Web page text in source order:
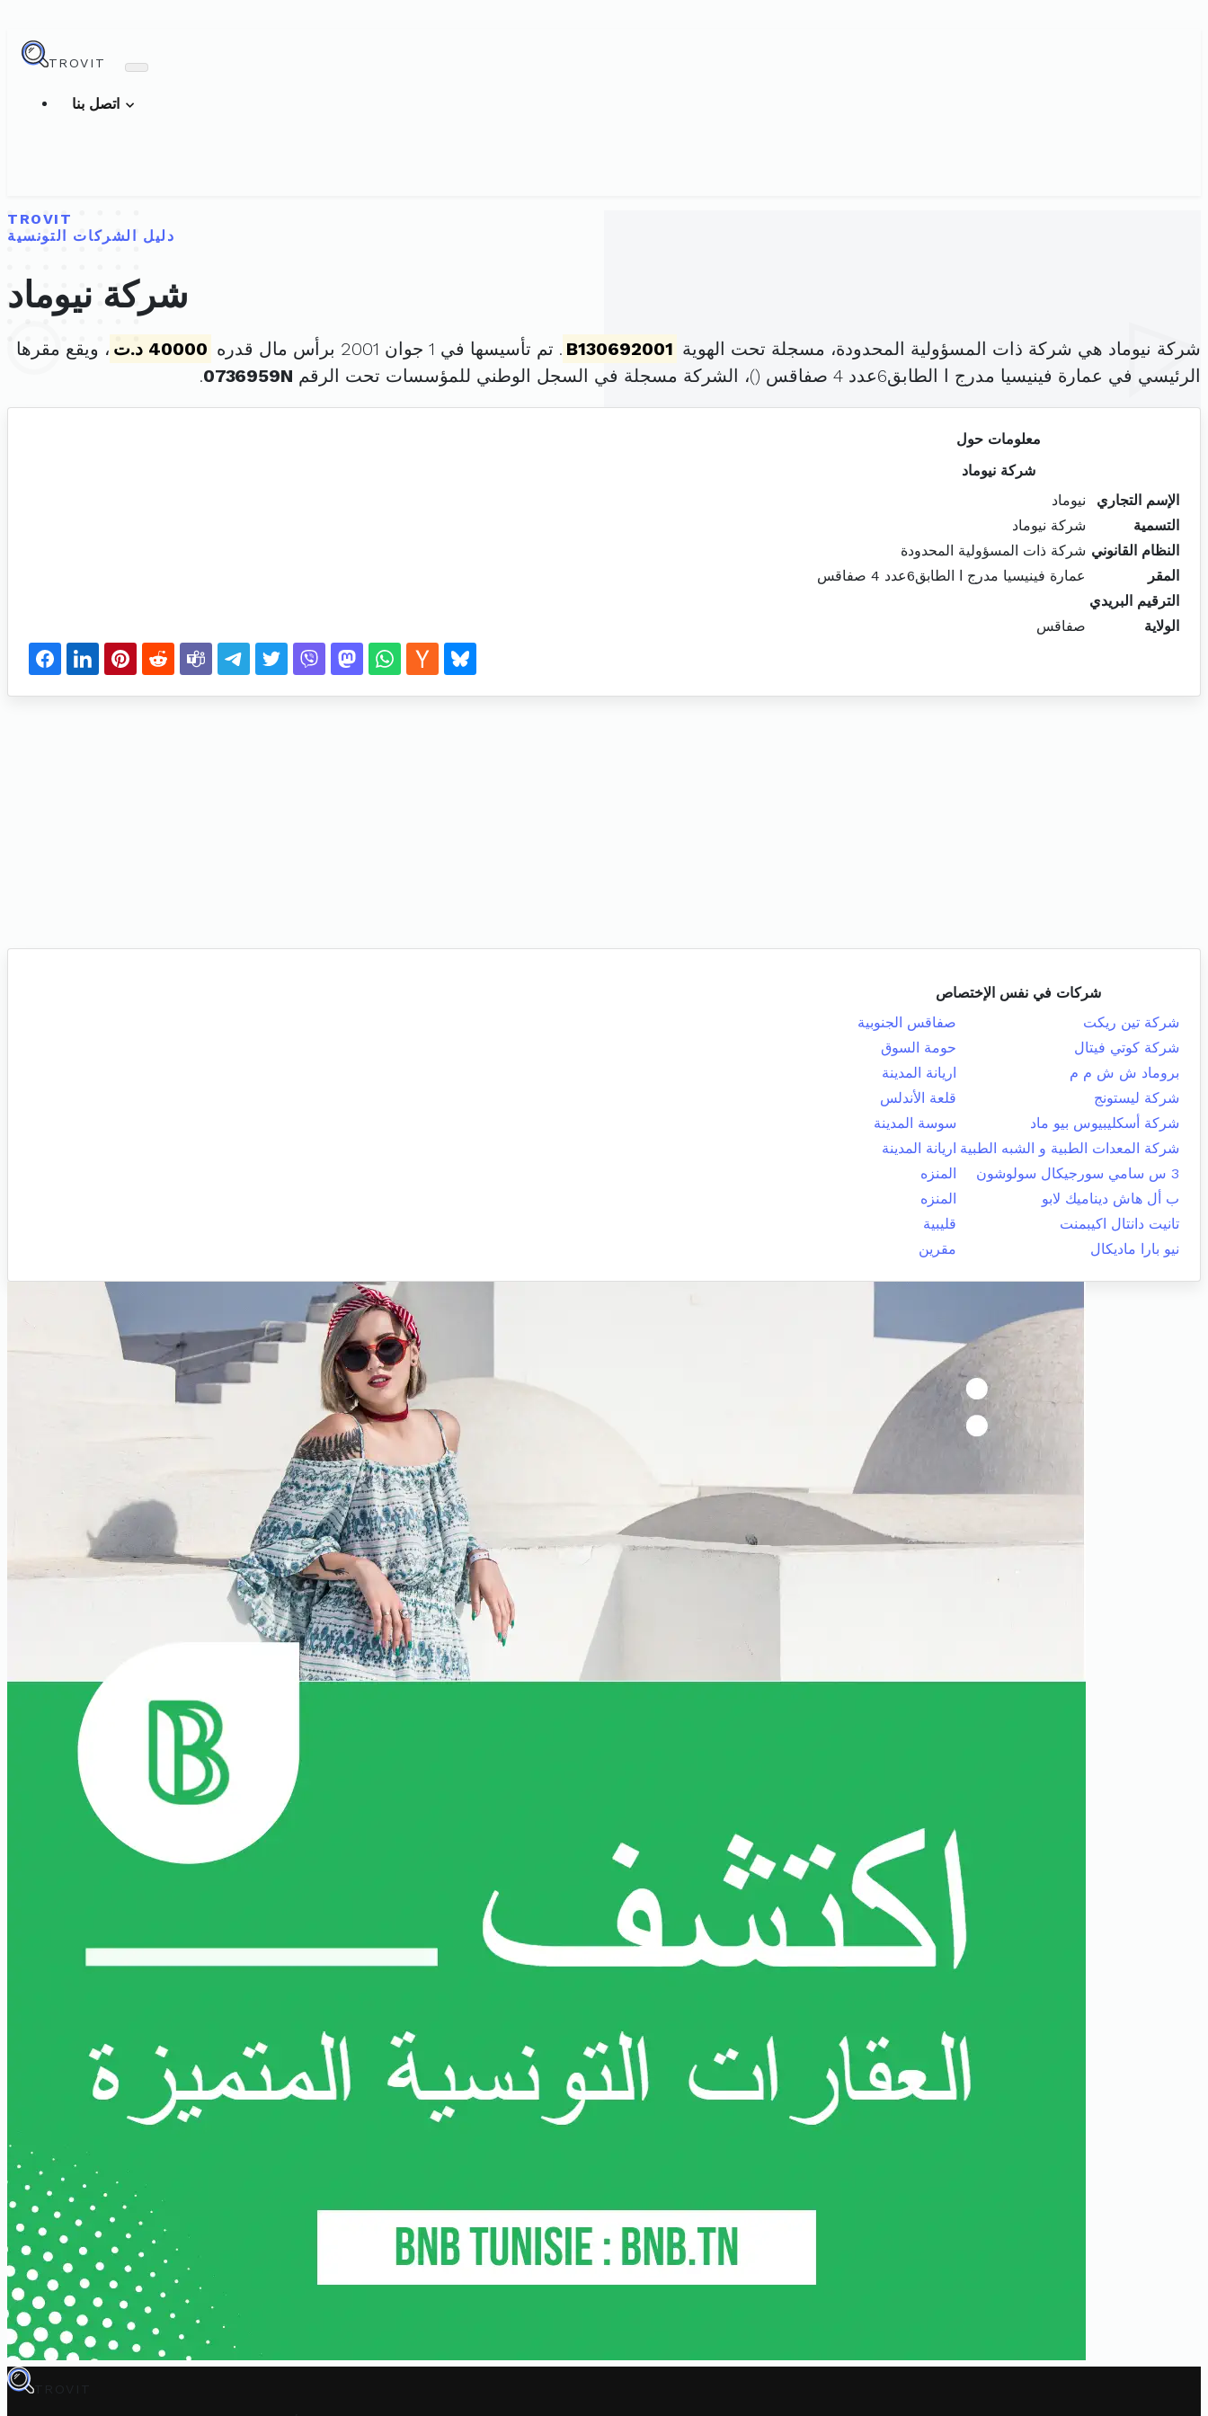
TROVIT
TROVIT
دليل الشركات التونسية
شركة نيوماد
شركة نيوماد هي شركة ذات المسؤولية المحدودة، مسجلة تحت الهوية B130692001 . تم تأسيسها في 1 جوان 2001 برأس مال قدره 40000 د.ت
، ويقع مقرها
الرئيسي في عمارة فينيسيا مدرج ا الطابق6عدد 4 صفاقس (
)، الشركة مسجلة في السجل الوطني للمؤسسات تحت الرقم 0736959N
.
معلومات حول
شركة نيوماد
الإسم التجاري
نيوماد
التسمية
شركة نيوماد
النظام القانوني شركة ذات المسؤولية المحدودة
المقر
عمارة فينيسيا مدرج ا الطابق6عدد 4 صفاقس
الترقيم البريدي
الولاية
صفاقس
شركات في نفس الإختصاص
شركة تين ريكت
صفاقس الجنوبية
شركة كوتي فيتال
حومة السوق
بروماد ش ش م م
اريانة المدينة
شركة ليستونج
قلعة الأندلس
شركة أسكليبيوس بيو ماد
سوسة المدينة
شركة المعدات الطبية و الشبه الطبية اريانة المدينة
3 س سامي سورجيكال سولوشون
المنزه
ب أل هاش ديناميك لابو
المنزه
تانيت دانتال اكيبمنت
قليبية
نيو بارا ماديكال
مقرين
TROVIT